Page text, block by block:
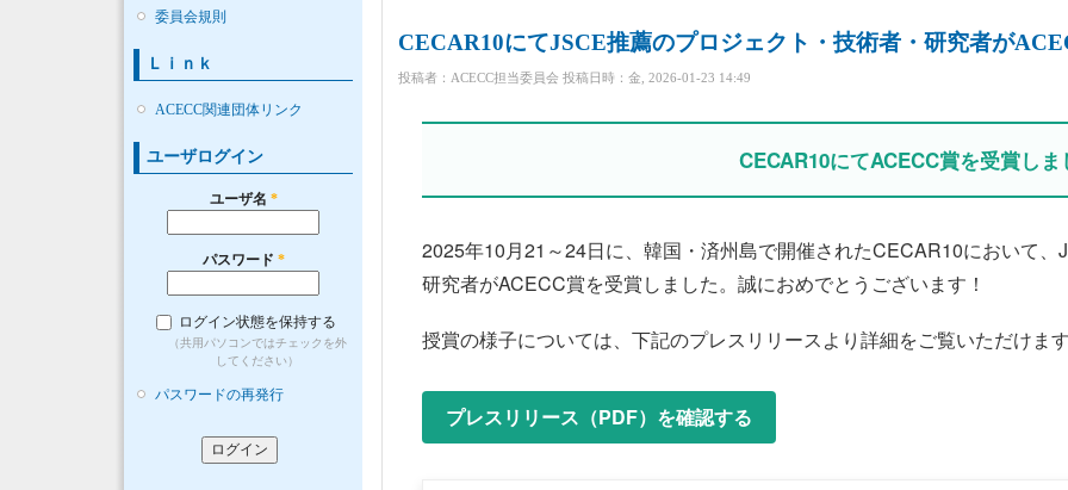
委員会規則
Ｌｉｎｋ
ACECC関連団体リンク
ユーザログイン
ユーザ名 *
パスワード *
ログイン状態を保持する
（共用パソコンではチェックを外
してください）
パスワードの再発行
CECAR10にてJSCE推薦のプロジェクト・技術者・研究者が
投稿者： ACECC担当委員会 投稿日時：金, 2026-01-23 14:49
CECAR10にてACECC賞を受賞しま
2025年10月21～24日に、韓国・済州島で開催されたCECAR10において
研究者がACECC賞を受賞しました。誠におめでとうございます！
授賞の様子については、下記のプレスリリースより詳細をご覧いただけま
プレスリリース（PDF）を確認する